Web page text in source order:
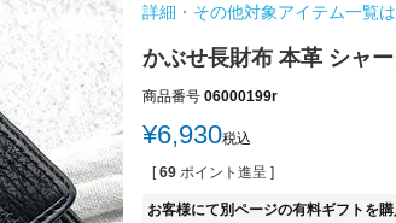
詳細・その他対象アイテム一覧
かぶせ長財布 本革 シャ
商品番号 06000199r
¥6,930税込
[ 69 ポイント進呈 ]
お客様にて別ページの有料ギフトを